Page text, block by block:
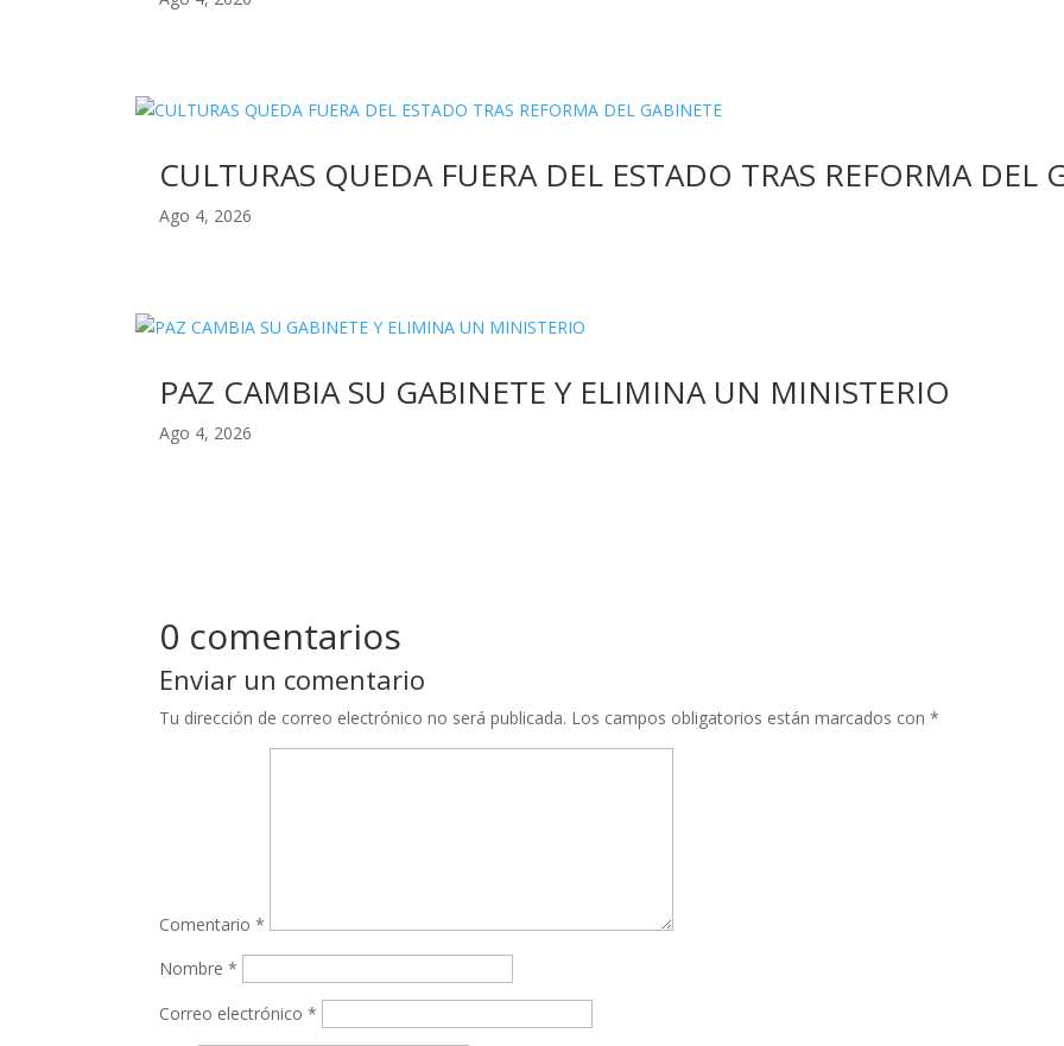
CULTURAS QUEDA FUERA DEL ESTADO TRAS REFORMA DEL
Ago 4, 2026
PAZ CAMBIA SU GABINETE Y ELIMINA UN MINISTERIO
Ago 4, 2026
0 comentarios
Enviar un comentario
Tu dirección de correo electrónico no será publicada. Los campos obligatorios están marcados con*
Comentario*
Nombre*
Correo electrónico*